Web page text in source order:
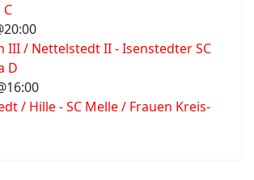
III / Nettelstedt II - Isenstedter SC
D
/ Hille - SC Melle / Frauen Kreis-